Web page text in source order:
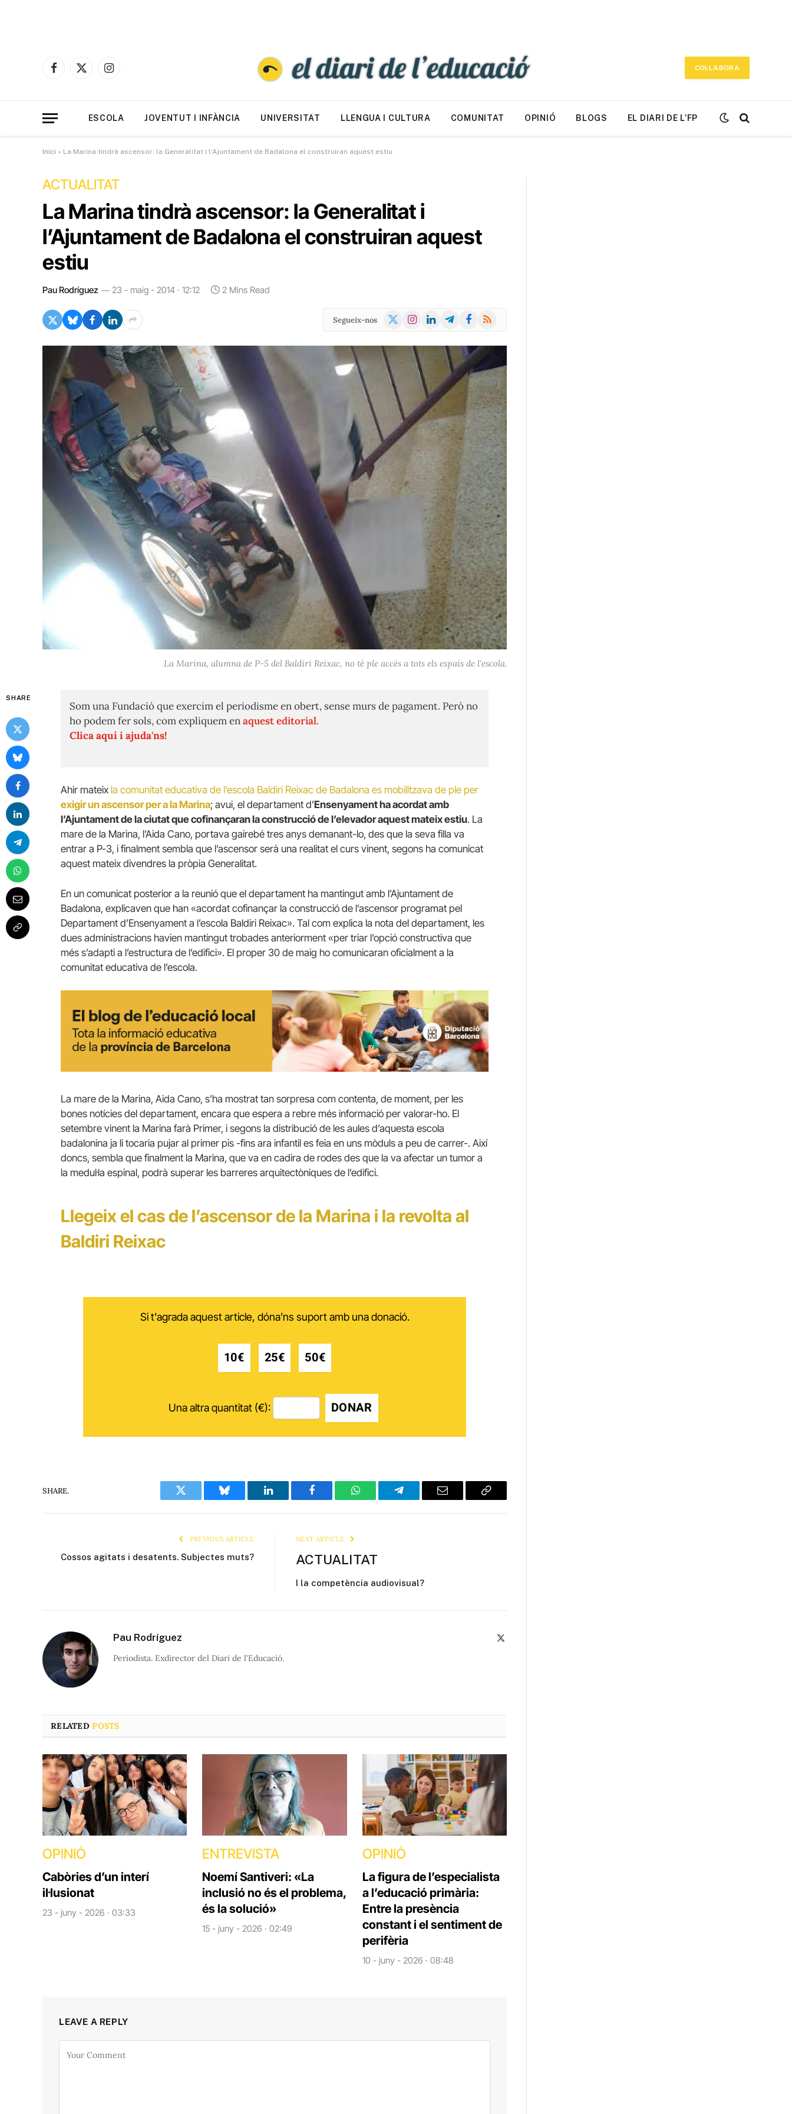
Facebook
X
Instagram
COL·LABORA
ESCOLA JOVENTUT I INFÀNCIA UNIVERSITAT LLENGUA I CULTURA COMUNITAT OPINIÓ BLOGS EL DIARI DE L’FP
Inici » La Marina tindrà ascensor: la Generalitat i l’Ajuntament de Badalona el construiran aquest estiu
ACTUALITAT
La Marina tindrà ascensor: la Generalitat i
l’Ajuntament de Badalona el construiran aquest
estiu
Pau Rodríguez 23 - maig - 2014 · 12:12 2 Mins Read
Segueix-nos
X
Instagram
LinkedInTelegramFacebook
RSS
La Marina, alumna de P-5 del Baldiri Reixac, no té ple accés a tots els espais de l'escola.
SHARE
Som una Fundació que exercim el periodisme en obert, sense murs de pagament. Però no
ho podem fer sols, com expliquem enaquest editorial.
Clica aquí i ajuda'ns!
Ahir mateix la comunitat educativa de l’escola Baldiri Reixac de Badalona es mobilitzava de ple per
exigir un ascensor per a la Marina; avui, el departament d’Ensenyament ha acordat amb
l’Ajuntament de la ciutat que cofinançaran la construcció de l’elevador aquest mateix estiu. La
mare de la Marina, l’Aida Cano, portava gairebé tres anys demanant-lo, des que la seva filla va
entrar a P-3, i finalment sembla que l’ascensor serà una realitat el curs vinent, segons ha comunicat
aquest mateix divendres la pròpia Generalitat.
En un comunicat posterior a la reunió que el departament ha mantingut amb l’Ajuntament de
Badalona, explicaven que han «acordat cofinançar la construcció de l’ascensor programat pel
Departament d’Ensenyament a l’escola Baldiri Reixac». Tal com explica la nota del departament, les
dues administracions havien mantingut trobades anteriorment «per triar l’opció constructiva que
més s’adapti a l’estructura de l’edifici». El proper 30 de maig ho comunicaran oficialment a la
comunitat educativa de l’escola.
La mare de la Marina, Aida Cano, s’ha mostrat tan sorpresa com contenta, de moment, per les
bones notícies del departament, encara que espera a rebre més informació per valorar-ho. El
setembre vinent la Marina farà Primer, i segons la distribució de les aules d’aquesta escola
badalonina ja li tocaria pujar al primer pis -fins ara infantil es feia en uns mòduls a peu de carrer-. Així
doncs, sembla que finalment la Marina, que va en cadira de rodes des que la va afectar un tumor a
la medul·la espinal, podrà superar les barreres arquitectòniques de l’edifici.
Llegeix el cas de l’ascensor de la Marina i la revolta al
Baldiri Reixac
Si t'agrada aquest article, dóna'ns suport amb una donació.
10€ 25€ 50€
Una altra quantitat (€): DONAR
SHARE.
Twitter Bluesky LinkedIn Facebook WhatsAppTelegram Email
Copy
PREVIOUS ARTICLE
Cossos agitats i desatents. Subjectes muts?
NEXT ARTICLE
ACTUALITAT
I la competència audiovisual?
Pau Rodríguez
Periodista. Exdirector del Diari de l'Educació.
RELATEDPOSTS
OPINIÓ
Cabòries d’un interí
il·lusionat
23 - juny - 2026 · 03:33
ENTREVISTA
Noemí Santiveri: «La
inclusió no és el problema,
és la solució»
15 - juny - 2026 · 02:49
OPINIÓ
La figura de l’especialista
a l’educació primària:
Entre la presència
constant i el sentiment de
perifèria
10 - juny - 2026 · 08:48
LEAVE A REPLY